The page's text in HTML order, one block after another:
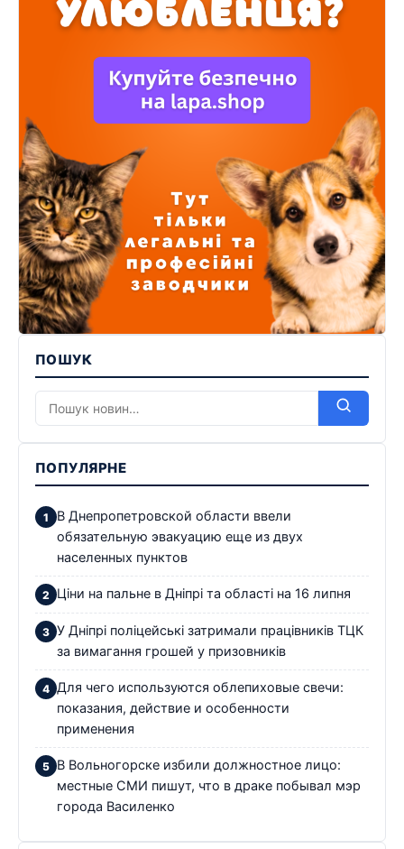
ПОШУК
ПОПУЛЯРНЕ
В Днепропетровской области ввели
обязательную эвакуацию еще из двух
населенных пунктов
Ціни на пальне в Дніпрі та області на 16 липня
У Дніпрі поліцейські затримали працівників ТЦК
за вимагання грошей у призовників
Для чего используются облепиховые свечи:
показания, действие и особенности
применения
В Вольногорске избили должностное лицо:
местные СМИ пишут, что в драке побывал мэр
города Василенко